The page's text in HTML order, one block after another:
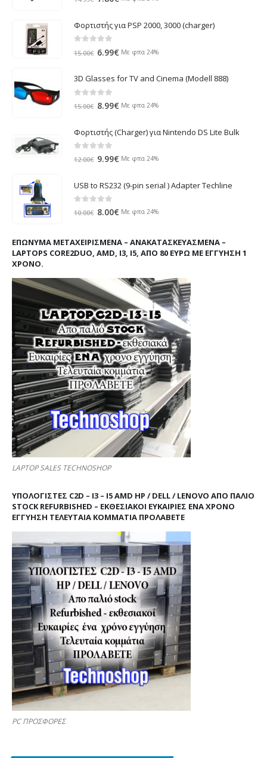
was:
14.99€.
τιμή
Φορτιστής για PSP 2000, 3000 (charger)
out of 5
15.00€ Original
was:
15.00€.
6.99€ Η
τιμή
Με φπα 24%
3D Glasses for TV and Cinema (Modell 888)
out of 5
15.00€ Original
was:
15.00€.
8.99€ Η
τιμή
είναι:
Με φπα 24%
Φορτιστής (Charger) για Nintendo DS Lite Bulk
out of 5
12.00€ Original
was:
12.00€.
9.99€ Η
τιμή
είναι:
Με φπα 24%
USB to RS232 (9-pin serial ) Adapter Techline
out of 5
10.00€ Original
10.00€.
8.00€ Η
είναι:
8.00€.
Με φπα 24%
ΕΠΏΝΥΜΑ ΜΕΤΑΧΕΙΡΙΣΜΈΝΑ – ΑΝΑΚΑΤΑΣΚΕΥΑΣΜΈΝΑ –
LAPTOPS CORE2DUO, AMD, I3, I5, ΑΠΌ 80 ΕΥΡΏ ΜΕ ΕΓΓΎΗΣΗ 1
ΧΡΌΝΟ.
LAPTOP SALES TECHNOSHOP
ΥΠΟΛΟΓΙΣΤΕΣ C2D – I3 – I5 AMD HP / DELL / LENOVO ΑΠΟ ΠΑΛΙΌ
STOCK REFURBISHED – ΕΚΘΕΣΙΑΚΟΊ ΕΥΚΑΙΡΊΕΣ ΈΝΑ ΧΡΌΝΟ
ΕΓΓΎΗΣΗ ΤΕΛΕΥΤΑΊΑ ΚΟΜΜΆΤΙΑ ΠΡΟΛΑΒΕΤΕ
PC ΠΡΟΣΦΟΡΕΣ